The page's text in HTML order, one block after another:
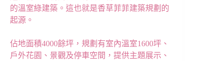
的溫室綠建築。這也就是香草菲菲建築規劃的
起源。
佔地面積4000餘坪，規劃有室內溫室1600坪、
戶外花園、景觀及停車空間， 提供主題展示、